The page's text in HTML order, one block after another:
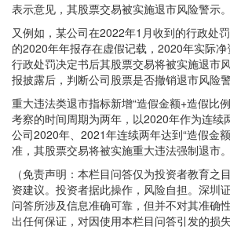
表示意见，其股票交易被实施退市风险警示。
又例如，某公司在2022年1月收到的行政处
的2020年年报存在虚假记载，2020年实际
行政处罚决定书后其股票交易将被实施退市
报披露后，判断公司股票是否撤销退市风险
重大违法类退市指标新增“造假金额+造假比
考察的时间周期为两年，以2020年作为连续
公司2020年、2021年连续两年达到“造假金
准，其股票交易将被实施重大违法强制退市。
（免责声明：本栏目问答仅为投资者教育之
资建议。投资者据此操作，风险自担。深圳
问答所涉及信息准确可靠，但并不对其准确
出任何保证，对因使用本栏目问答引发的损